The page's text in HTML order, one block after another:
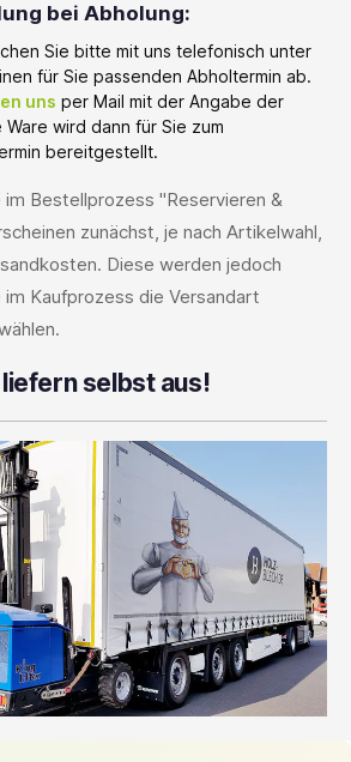
bei Abholung:
Sie bitte mit uns telefonisch unter
für Sie passenden Abholtermin ab.
uns per Mail mit der Angabe der
Ware wird dann für Sie zum
bereitgestellt.
im Bestellprozess "Reservieren &
zunächst, je nach Artikelwahl,
Diese werden jedoch
Kaufprozess die Versandart
selbst aus!